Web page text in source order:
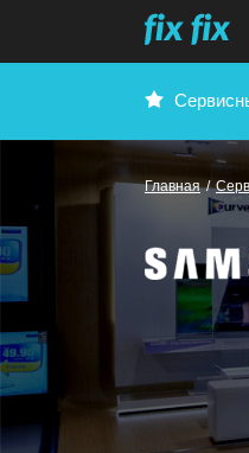
Главная /